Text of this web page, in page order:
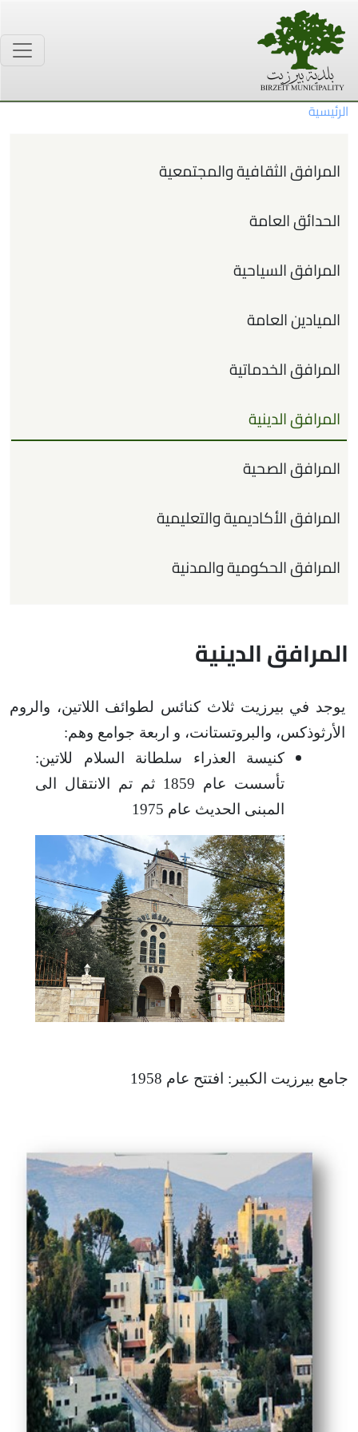
تجاوز إلى المحتوى الرئيسي
الرئيسية
المرافق الدينية
يوجد في بيرزيت ثلاث كنائس لطوائف اللاتين، والروم
الأرثوذكس، والبروتستانت، و اربعة جوامع وهم:
كنيسة العذراء سلطانة السلام للاتين:
تأسست عام 1859 ثم تم الانتقال الى
المبنى الحديث عام 1975
جامع بيرزيت الكبير: افتتح عام 1958
المرافق الثقافية والمجتمعية
الحدائق العامة
المرافق السياحية
الميادين العامة
المرافق الخدماتية
المرافق الدينية
المرافق الصحية
المرافق الأكاديمية والتعليمية
المرافق الحكومية والمدنية